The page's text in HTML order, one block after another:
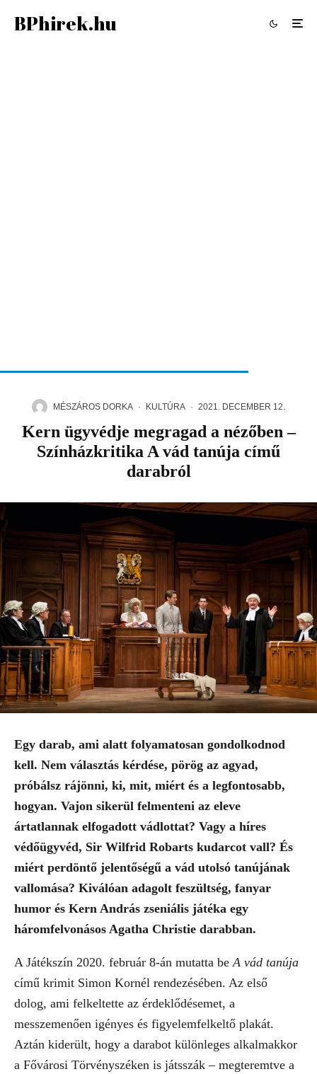
BPhirek.hu
MÉSZÁROS DORKA · KULTÚRA · 2021. DECEMBER 12.
Kern ügyvédje megragad a nézőben –
Színházkritika A vád tanúja című
darabról
Egy darab, ami alatt folyamatosan gondolkodnod
kell. Nem választás kérdése, pörög az agyad,
próbálsz rájönni, ki, mit, miért és a legfontosabb,
hogyan. Vajon sikerül felmenteni az eleve
ártatlannak elfogadott vádlottat? Vagy a híres
védőügyvéd, Sir Wilfrid Robarts kudarcot vall? És
miért perdöntő jelentőségű a vád utolsó tanújának
vallomása? Kiválóan adagolt feszültség, fanyar
humor és Kern András zseniális játéka egy
háromfelvonásos Agatha Christie darabban.
A Játékszín 2020. február 8-án mutatta beA vád tanúja
című krimit Simon Kornél rendezésében. Az első
dolog, ami felkeltette az érdeklődésemet, a
messzemenően igényes és figyelemfelkeltő plakát.
Aztán kiderült, hogy a darabot különleges alkalmakkor
a Fővárosi Törvényszéken is játsszák – megteremtve a